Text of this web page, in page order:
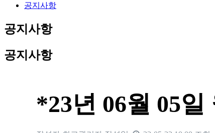
공지사항
공지사항
공지사항
*23년 06월 05